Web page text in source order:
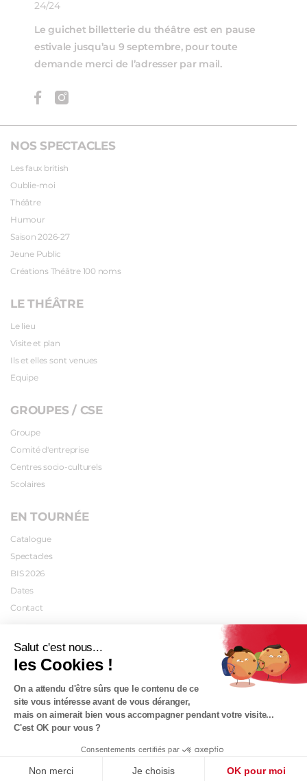
NOS SPECTACLES
Les faux british
Oublie-moi
Théâtre
Humour
Saison 2026-27
Jeune Public
Créations Théâtre 100 noms
LE THÉÂTRE
Le lieu
Visite et plan
Ils et elles sont venues
Equipe
GROUPES / CSE
Groupe
Comité d'entreprise
Centres socio-culturels
Scolaires
EN TOURNÉE
Catalogue
Spectacles
BIS 2026
Dates
Contact
INFOS PRATIQUES
Plan d'accès
Abonnements
Carte cadeau
Contact
Mécanisé avec ♥ par Le Petit Garage
24/24
Le guichet billetterie du théâtre est en pause
estivale jusqu’au 9 septembre, pour toute
demande merci de l’adresser par mail.
Salut c'est nous...
les Cookies !
On a attendu d'être sûrs que le contenu de ce
site vous intéresse avant de vous déranger,
mais on aimerait bien vous accompagner pendant votre visite...
C'est OK pour vous ?
Consentements certifiés par
Non merci Je choisis OK pour moi